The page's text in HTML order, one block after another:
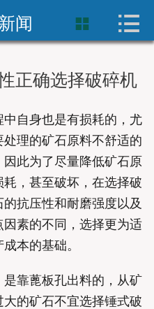
首页
新闻资讯
关于我们
解决方案
联系我们
闻  
正确选择破碎机
自身也是有损耗的，尤
理的矿石原料不舒适的
此为了尽量降低矿石原
，甚至破坏，在选择破
抗压性和耐磨强度以及
素的不同，选择更为适
本的基础。
靠蓖板孔出料的，从矿
的矿石不宜选择锤式破